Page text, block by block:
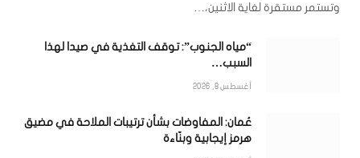
وتستمر مستقرة لغاية الاثنين،…
“مياه الجنوب”: توقف التغذية في صيدا لهذا
السبب…
أغسطس 8, 2026
عُمان: المفاوضات بشأن ترتيبات الملاحة في مضيق
هرمز إيجابية وبنّاءة